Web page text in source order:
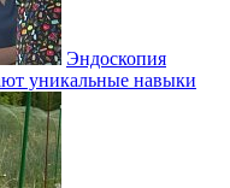
Эндоскопия
уникальные навыки